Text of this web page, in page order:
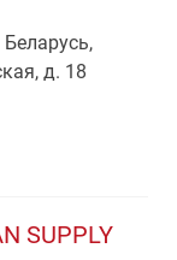
д. 18
SUPPLY